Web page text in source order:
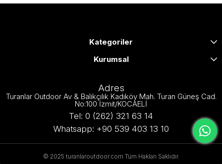
Kategoriler
Kurumsal
Adres
Turanlar Outdoor Av & Balıkçılık Kadıköy Mah. Turan Güneş Cad.
No:100 İzmit/KOCAELİ
Tel: 0 (262) 321 63 14
Whatsapp: +90 539 403 13 10
© 2025 turanlaroutdoor.com Tüm Hakları Saklıdır.